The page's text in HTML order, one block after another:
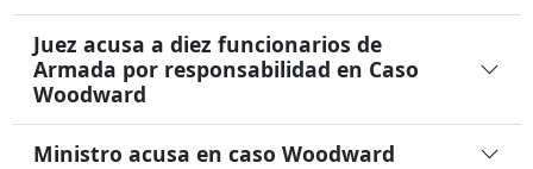
Juez acusa a diez funcionarios de
Armada por responsabilidad en Caso
Woodward
Ministro acusa en caso Woodward